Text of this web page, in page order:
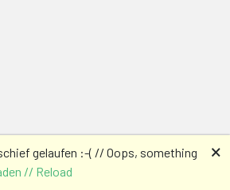
gelaufen :-( // Oops, something
// Reload
🗙